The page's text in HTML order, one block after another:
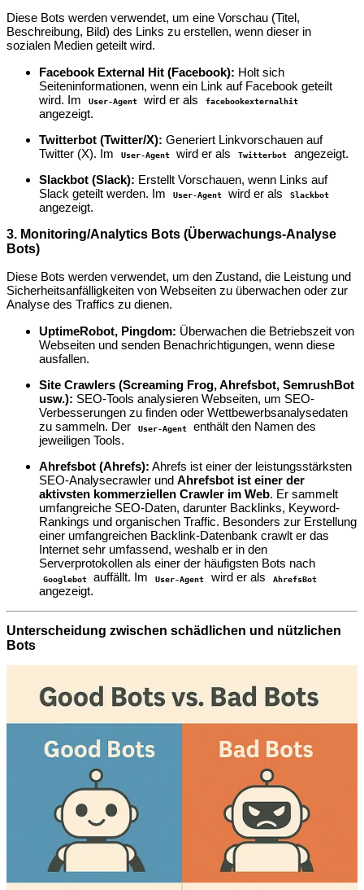
Diese Bots werden verwendet, um eine Vorschau (Titel,
Beschreibung, Bild) des Links zu erstellen, wenn dieser in
sozialen Medien geteilt wird.
Facebook External Hit (Facebook): Holt sich
Seiteninformationen, wenn ein Link auf Facebook geteilt
wird. Im
User-Agent wird er als facebookexternalhit
angezeigt.
Twitterbot (Twitter/X): Generiert Linkvorschauen auf
Twitter (X). Im
User-Agent wird er als Twitterbot
angezeigt.
Slackbot (Slack): Erstellt Vorschauen, wenn Links auf
Slack geteilt werden. Im
User-Agent wird er als Slackbot
angezeigt.
3. Monitoring/Analytics Bots (Überwachungs-Analyse
Bots)
Diese Bots werden verwendet, um den Zustand, die Leistung und
Sicherheitsanfälligkeiten von Webseiten zu überwachen oder zur
Analyse des Traffics zu dienen.
UptimeRobot, Pingdom: Überwachen die Betriebszeit von
Webseiten und senden Benachrichtigungen, wenn diese
ausfallen.
Site Crawlers (Screaming Frog, Ahrefsbot, SemrushBot
usw.): SEO-Tools analysieren Webseiten, um SEO-
Verbesserungen zu finden oder Wettbewerbsanalysedaten
zu sammeln. Der
User-Agent
enthält den Namen des
jeweiligen Tools.
Ahrefsbot (Ahrefs): Ahrefs ist einer der leistungsstärksten
SEO-Analysecrawler und Ahrefsbot ist einer der
aktivsten kommerziellen Crawler im Web. Er sammelt
umfangreiche SEO-Daten, darunter Backlinks, Keyword-
Rankings und organischen Traffic. Besonders zur Erstellung
einer umfangreichen Backlink-Datenbank crawlt er das
Internet sehr umfassend, weshalb er in den
Serverprotokollen als einer der häufigsten Bots nach
Googlebot auffällt. Im User-Agent wird er als AhrefsBot
angezeigt.
Unterscheidung zwischen schädlichen und nützlichen
Bots